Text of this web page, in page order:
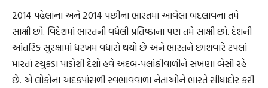
2014 પહેલાંના અને 2014 પછીના ભારતમાં આવેલા બદલાવના તમે
સાક્ષી છો. વિદેશમાં ભારતની વધેલી પ્રતિષ્ઠાના પણ તમે સાક્ષી છો. દેશની
આંતરિક સુરક્ષામાં ધરખમ વધારો થયો છે અને ભારતને છાશવારે ટપલાં
મારતાં ટચુકડા પાડોશી દેશો હવે અદબ-પલાંઠીવાળીને સખણા બેસી રહે
છે. એ લોકોના અદકપાંસળી સ્વભાવવાળા નેતાઓને ભારતે સીધાદોર કરી